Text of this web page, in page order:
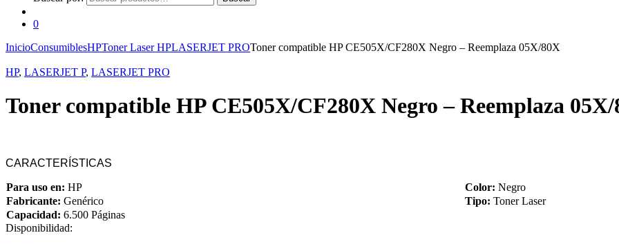
0
InicioConsumiblesHPToner Laser HPLASERJET PROToner compatible HP CE505X/CF280X Negro – Reemplaza 05X/80X
HP, LASERJET P, LASERJET PRO
Toner compatible HP CE505X/CF280X Negro – Reemplaza
CARACTERÍSTICAS
Para uso en: HP Color: Negro
Fabricante: Genérico Tipo: Toner Laser
Capacidad: 6.500 Páginas
Disponibilidad: